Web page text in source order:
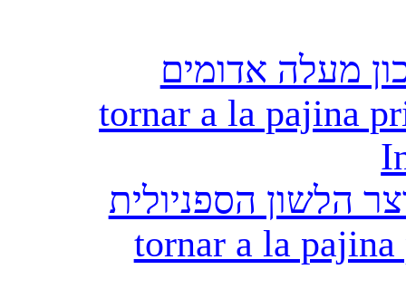
מעלה אדומים
tornar a la pajina
הלשון הספניולית
tornar a la